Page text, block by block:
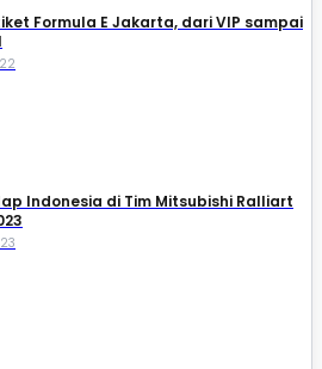
Formula E Jakarta, dari VIP sampai
Indonesia di Tim Mitsubishi Ralliart